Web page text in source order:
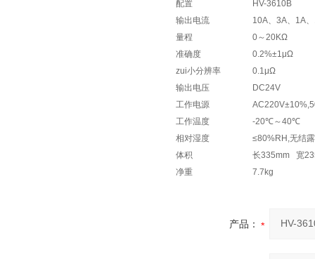
配置
HV-3610B
输出电流
10A、3A、1A
量程
0～20KΩ
准确度
0.2%±1μΩ
zui小分辨率
0.1μΩ
输出电压
DC24V
工作电源
工作温度
-20℃～40℃
相对湿度
≤80%RH,无结露
体积
长335mm 宽
净重
7.7kg
产品：